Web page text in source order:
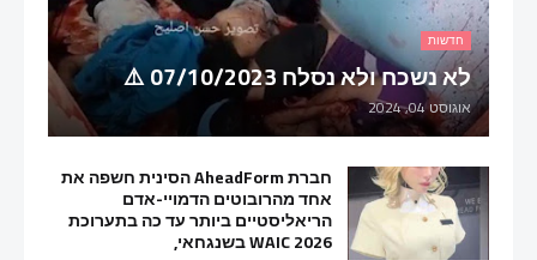
חדשות
לא נשכח ולא נסלח 07/10/2023 ⚠️
אוגוסט 04, 2024
חברת AheadForm הסינית חשפה את
אחד מהרובוטים הדמויי-אדם
הריאליסטיים ביותר עד כה בתערוכת
WAIC 2026 בשנגחאי,